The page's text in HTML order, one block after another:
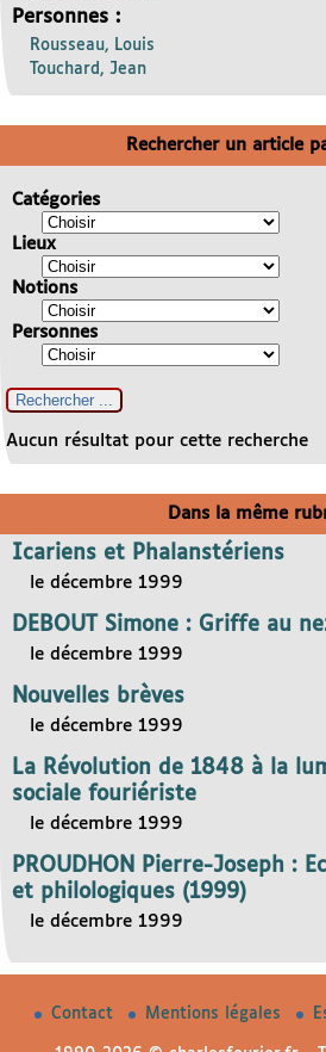
Personnes :
Rousseau, Louis
Touchard, Jean
Rechercher un article
Catégories
Lieux
Notions
Personnes
Aucun résultat pour cette recherche
Dans la même
Icariens et Phalanstériens
le décembre 1999
DEBOUT Simone : Griffe au
le décembre 1999
Nouvelles brèves
le décembre 1999
La Révolution de 1848 à la
sociale fouriériste
le décembre 1999
PROUDHON Pierre-Joseph :
et philologiques (1999)
le décembre 1999
Contact Mentions légales